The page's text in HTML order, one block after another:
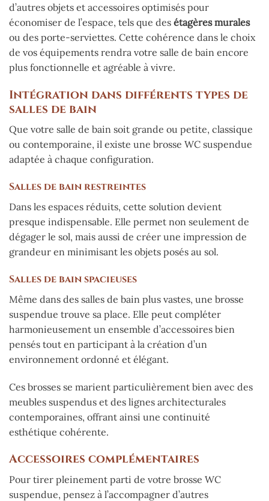
d’autres objets et accessoires optimisés pour
économiser de l’espace, tels que des étagères murales
ou des porte-serviettes. Cette cohérence dans le choix
de vos équipements rendra votre salle de bain encore
plus fonctionnelle et agréable à vivre.
Intégration dans différents types de
salles de bain
Que votre salle de bain soit grande ou petite, classique
ou contemporaine, il existe une brosse WC suspendue
adaptée à chaque configuration.
Salles de bain restreintes
Dans les espaces réduits, cette solution devient
presque indispensable. Elle permet non seulement de
dégager le sol, mais aussi de créer une impression de
grandeur en minimisant les objets posés au sol.
Salles de bain spacieuses
Même dans des salles de bain plus vastes, une brosse
suspendue trouve sa place. Elle peut compléter
harmonieusement un ensemble d’accessoires bien
pensés tout en participant à la création d’un
environnement ordonné et élégant.
Ces brosses se marient particulièrement bien avec des
meubles suspendus et des lignes architecturales
contemporaines, offrant ainsi une continuité
esthétique cohérente.
Accessoires complémentaires
Pour tirer pleinement parti de votre brosse WC
suspendue, pensez à l’accompagner d’autres